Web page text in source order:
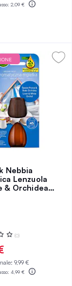
2,09 €
Nebbia
Lenzuola
& Orchidea
(0)
9,99 €
4,99 €